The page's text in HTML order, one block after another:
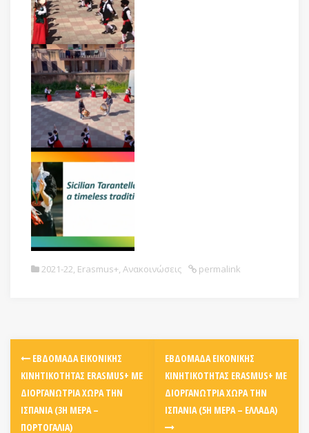
2021-22 Erasmus+ Ανακοινώσεις permalink
ΕΒΔΟΜΆΔΑ ΕΙΚΟΝΙΚΉΣ
ΚΙΝΗΤΙΚΌΤΗΤΑΣ ERASMUS+ ΜΕ
ΔΙΟΡΓΑΝΏΤΡΙΑ ΧΏΡΑ ΤΗΝ
ΙΣΠΑΝΊΑ (3Η ΜΈΡΑ –
ΠΟΡΤΟΓΑΛΊΑ)
ΕΒΔΟΜΆΔΑ ΕΙΚΟΝΙΚΉΣ
ΚΙΝΗΤΙΚΌΤΗΤΑΣ ERASMUS+ ΜΕ
ΔΙΟΡΓΑΝΏΤΡΙΑ ΧΏΡΑ ΤΗΝ
ΙΣΠΑΝΊΑ (5Η ΜΈΡΑ – ΕΛΛΆΔΑ)